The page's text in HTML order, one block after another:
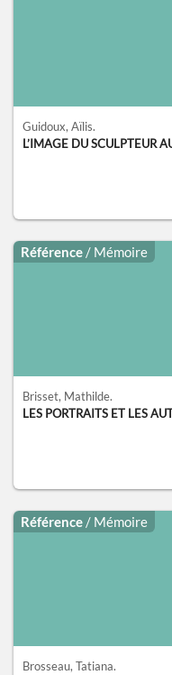
Guidoux, Aïlis.
L’IMAGE DU SCULPTEUR
Référence / Mémoire
Brisset, Mathilde.
LES PORTRAITS ET LES
Référence / Mémoire
Brosseau, Tatiana.